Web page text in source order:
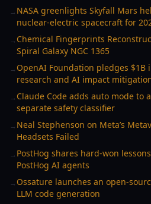
→ NASA greenlights Skyfall Mars
nuclear-electric spacecraft for
→ Chemical Fingerprints
Spiral Galaxy NGC 1365
→ OpenAI Foundation pledges
research and AI impact
→ Claude Code adds auto mode to
separate safety classifier
→ Neal Stephenson on Meta’s
Headsets Failed
→ PostHog shares hard-won
PostHog AI agents
→ Ossature launches an open-
LLM code generation